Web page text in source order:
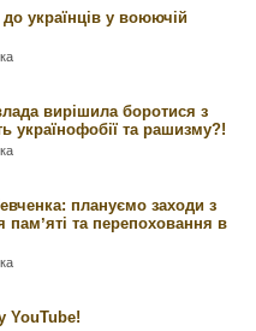
українців у воюючій
вирішила боротися з
українофобії та рашизму?!
плануємо заходи з
памʼяті та перепоховання в
YouTube!